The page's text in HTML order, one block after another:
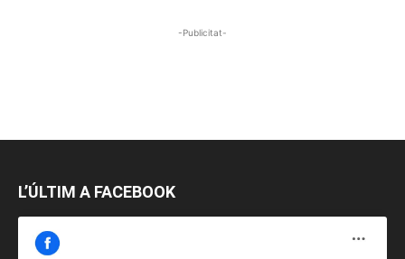
-Publicitat-
L’ÚLTIM A FACEBOOK